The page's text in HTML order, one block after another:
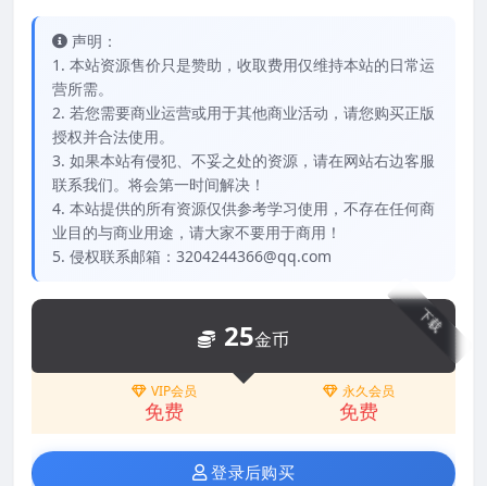
声明：
1. 本站资源售价只是赞助，收取费用仅维持本站的日常运
营所需。
2. 若您需要商业运营或用于其他商业活动，请您购买正版
授权并合法使用。
3. 如果本站有侵犯、不妥之处的资源，请在网站右边客服
联系我们。将会第一时间解决！
4. 本站提供的所有资源仅供参考学习使用，不存在任何商
业目的与商业用途，请大家不要用于商用！
5. 侵权联系邮箱：3204244366@qq.com
下载
25金币
VIP会员
免费
永久会员
免费
登录后购买